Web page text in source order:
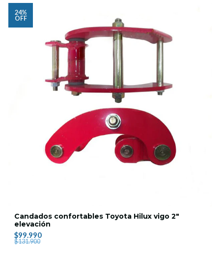
24%
OFF
Candados confortables Toyota Hilux vigo 2"
elevación
$99.990
$131.900